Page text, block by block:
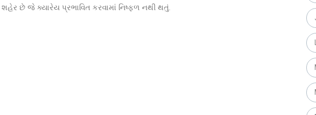
છે જે ક્યારેય પ્રભાવિત કરવામાં નિષ્ફળ નથી થતું.